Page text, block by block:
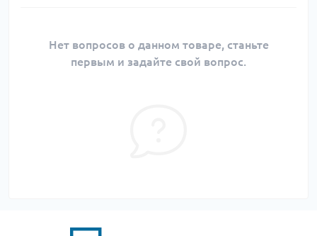
Нет вопросов о данном товаре, станьте
первым и задайте свой вопрос.